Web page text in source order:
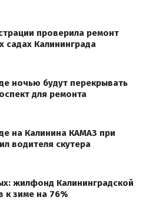
проверила ремонт
садах Калининграда
ночью будут перекрывать
для ремонта
на Калинина КАМАЗ при
водителя скутера
жилфонд Калининградской
к зиме на 76%